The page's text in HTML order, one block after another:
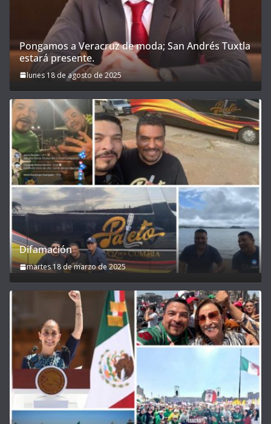
Pongamos a Veracruz de moda; San Andrés Tuxtla
estará presente.
lunes 18 de agosto de 2025
Difamación
martes 18 de marzo de 2025